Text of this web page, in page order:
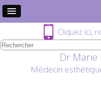
Cliquez ici,
Dr Marie
Médecin